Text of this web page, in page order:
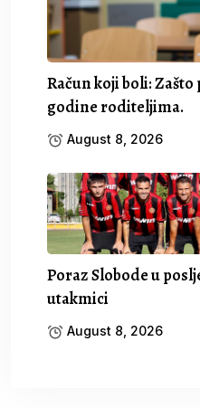
Račun koji boli: Zašto
godine roditeljima.
August 8, 2026
Poraz Slobode u
utakmici
August 8, 2026